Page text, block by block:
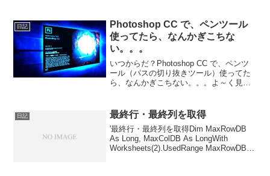
日記
Photoshop CC で、ペンツール
使ってたら、なんかぎこちな
い。。。
いつからだ？Photoshop CC で、ペンツ
ール（パスの切り抜きツール）使ってた
ら、なんかぎこちない。。。よ～く見て
和感を感じたわけだ。ということで、ど
こに設定があ...
日記 最終行・最終列を取得
'最終行・最終列を取得Dim MaxRowDB
As Long, MaxColDB As LongWith
Worksheets(2).UsedRange MaxRowDB =